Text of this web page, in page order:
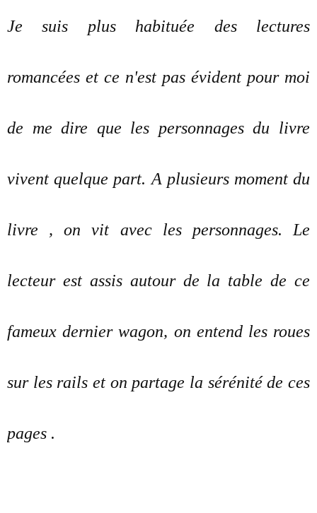
Je suis plus habituée des lectures
romancées et ce n'est pas évident pour moi
de me dire que les personnages du livre
vivent quelque part. A plusieurs moment du
livre , on vit avec les personnages. Le
lecteur est assis autour de la table de ce
fameux dernier wagon, on entend les roues
sur les rails et on partage la sérénité de ces
pages .